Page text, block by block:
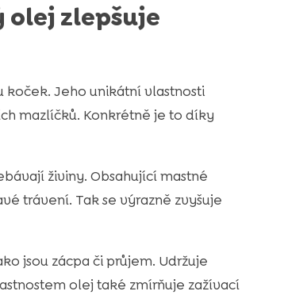
olej zlepšuje
Jeho unikátní vlastnosti
mazlíčků. Konkrétně je to díky
živiny. Obsahující mastné
trávení. Tak se výrazně zvyšuje
jsou zácpa či průjem. Udržuje
olej také zmírňuje zažívací